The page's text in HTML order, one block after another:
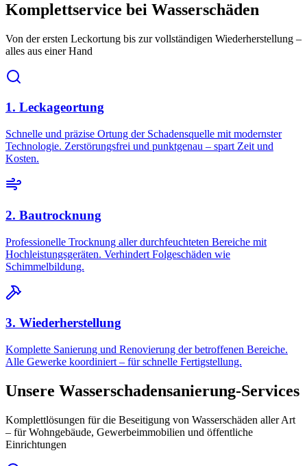
Komplettservice bei Wasserschäden
Von der ersten Leckortung bis zur vollständigen Wiederherstellung –
alles aus einer Hand
1. Leckageortung
Schnelle und präzise Ortung der Schadensquelle mit modernster
Technologie. Zerstörungsfrei und punktgenau – spart Zeit und
Kosten.
2. Bautrocknung
Professionelle Trocknung aller durchfeuchteten Bereiche mit
Hochleistungsgeräten. Verhindert Folgeschäden wie
Schimmelbildung.
3. Wiederherstellung
Komplette Sanierung und Renovierung der betroffenen Bereiche.
Alle Gewerke koordiniert – für schnelle Fertigstellung.
Unsere Wasserschadensanierung-Services
Komplettlösungen für die Beseitigung von Wasserschäden aller Art
– für Wohngebäude, Gewerbeimmobilien und öffentliche
Einrichtungen